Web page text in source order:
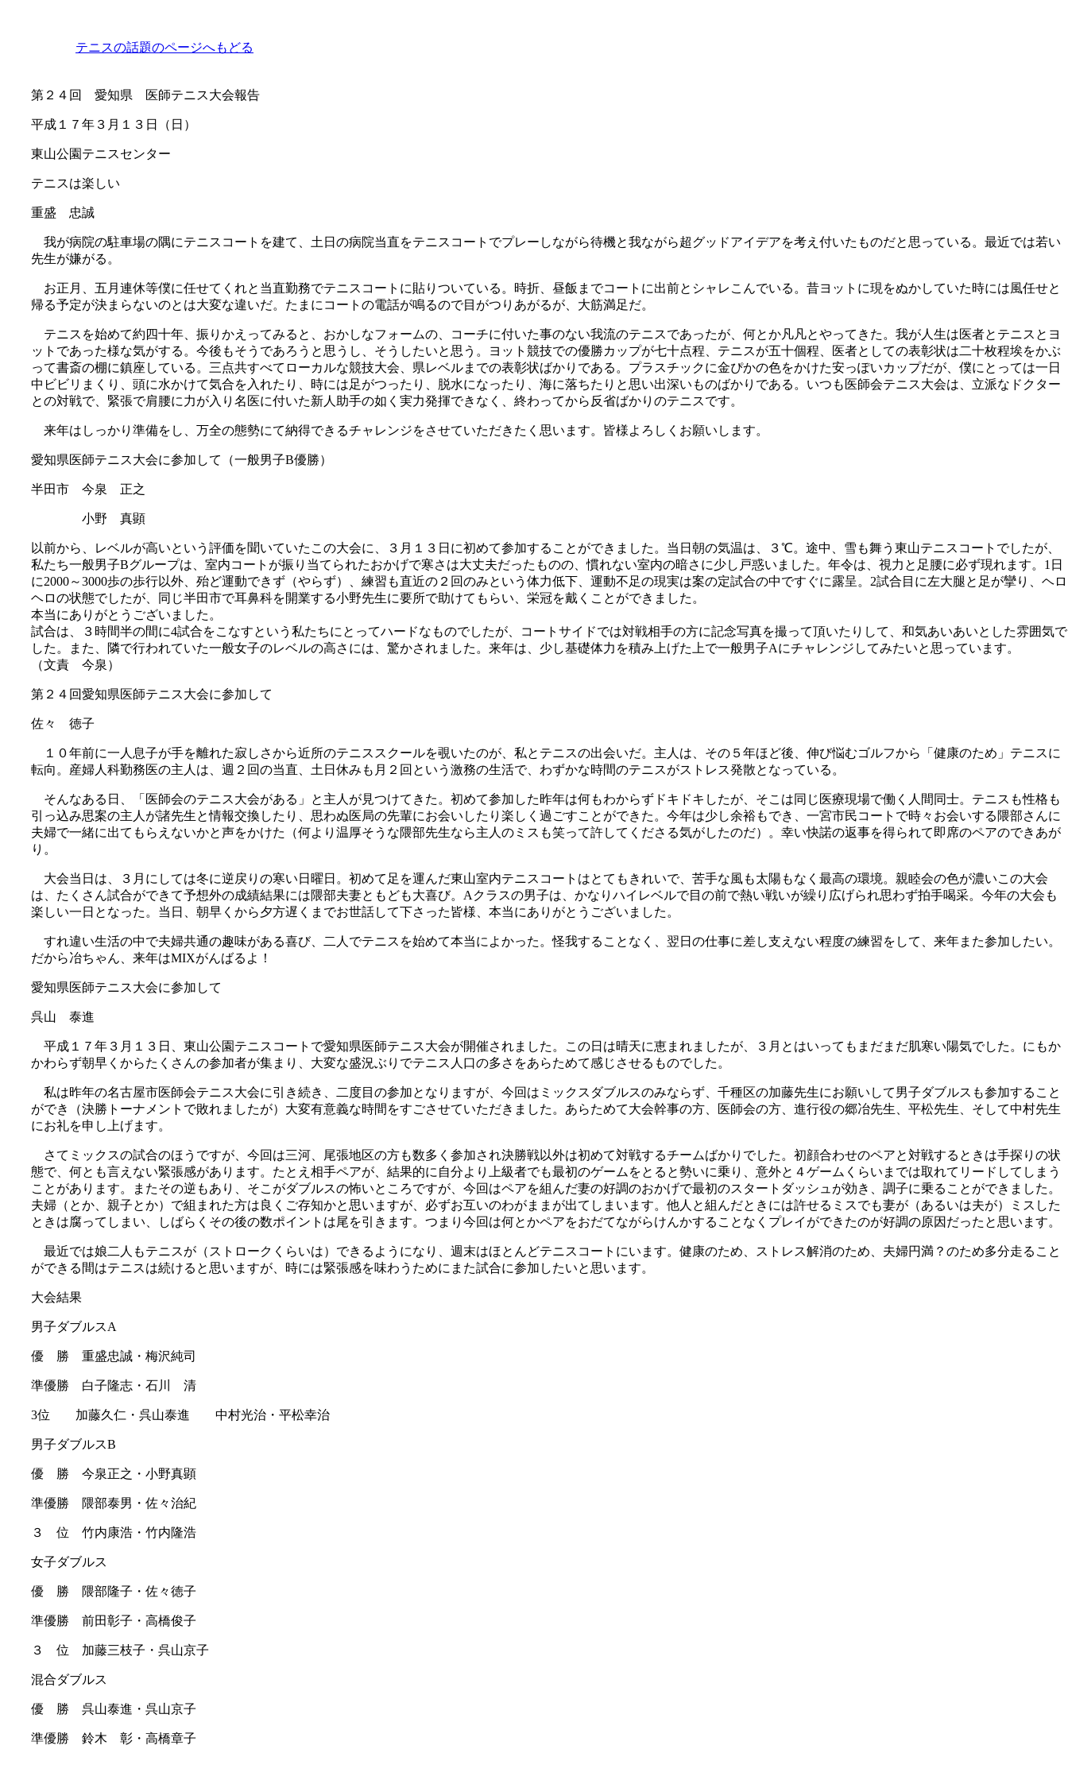
第２４回 愛知県 医師テニス大会報告
平成１７年３月１３日（日）
東山公園テニスセンター
テニスは楽しい
重盛 忠誠
我が病院の駐車場の隅にテニスコートを建て、土日の病院当直をテニスコートでプレーしながら待機と我ながら超グッドアイデアを考え付いたものだと思っている。最近では若い
先生が嫌がる。
お正月、五月連休等僕に任せてくれと当直勤務でテニスコートに貼りついている。時折、昼飯までコートに出前とシャレこんでいる。昔ヨットに現をぬかしていた時には風任せと
帰る予定が決まらないのとは大変な違いだ。たまにコートの電話が鳴るので目がつりあがるが、大筋満足だ。
テニスを始めて約四十年、振りかえってみると、おかしなフォームの、コーチに付いた事のない我流のテニスであったが、何とか凡凡とやってきた。我が人生は医者とテニスとヨ
ットであった様な気がする。今後もそうであろうと思うし、そうしたいと思う。ヨット競技での優勝カップが七十点程、テニスが五十個程、医者としての表彰状は二十枚程埃をかぶ
って書斎の棚に鎮座している。三点共すべてローカルな競技大会、県レベルまでの表彰状ばかりである。プラスチックに金ぴかの色をかけた安っぽいカップだが、僕にとっては一日
中ビビリまくり、頭に水かけて気合を入れたり、時には足がつったり、脱水になったり、海に落ちたりと思い出深いものばかりである。いつも医師会テニス大会は、立派なドクター
との対戦で、緊張で肩腰に力が入り名医に付いた新人助手の如く実力発揮できなく、終わってから反省ばかりのテニスです。
来年はしっかり準備をし、万全の態勢にて納得できるチャレンジをさせていただきたく思います。皆様よろしくお願いします。
愛知県医師テニス大会に参加して（一般男子B優勝）
半田市 今泉 正之
小野 真顕
以前から、レベルが高いという評価を聞いていたこの大会に、３月１３日に初めて参加することができました。当日朝の気温は、３℃。途中、雪も舞う東山テニスコートでしたが、
私たち一般男子Bグループは、室内コートが振り当てられたおかげで寒さは大丈夫だったものの、慣れない室内の暗さに少し戸惑いました。年令は、視力と足腰に必ず現れます。 1 日
に2000～3000歩の歩行以外、殆ど運動できず（やらず）、練習も直近の２回のみという体力低下、運動不足の現実は案の定試合の中ですぐに露呈。 2試合目に左大腿と足が攣り、ヘロ
ヘロの状態でしたが、同じ半田市で耳鼻科を開業する小野先生に要所で助けてもらい、栄冠を戴くことができました。
本当にありがとうございました。
試合は、３時間半の間に4試合をこなすという私たちにとってハードなものでしたが、コートサイドでは対戦相手の方に記念写真を撮って頂いたりして、和気あいあいとした雰囲気で
した。また、隣で行われていた一般女子のレベルの高さには、驚かされました。来年は、少し基礎体力を積み上げた上で一般男子Aにチャレンジしてみたいと思っています。
（文責 今泉）
第２４回愛知県医師テニス大会に参加して
佐々 徳子
１０年前に一人息子が手を離れた寂しさから近所のテニススクールを覗いたのが、私とテニスの出会いだ。主人は、その５年ほど後、伸び悩むゴルフから「健康のため」テニスに
転向。産婦人科勤務医の主人は、週２回の当直、土日休みも月２回という激務の生活で、わずかな時間のテニスがストレス発散となっている。
そんなある日、「医師会のテニス大会がある」と主人が見つけてきた。初めて参加した昨年は何もわからずドキドキしたが、そこは同じ医療現場で働く人間同士。テニスも性格も
引っ込み思案の主人が諸先生と情報交換したり、思わぬ医局の先輩にお会いしたり楽しく過ごすことができた。今年は少し余裕もでき、一宮市民コートで時々お会いする隈部さんに
夫婦で一緒に出てもらえないかと声をかけた（何より温厚そうな隈部先生なら主人のミスも笑って許してくださる気がしたのだ）。幸い快諾の返事を得られて即席のペアのできあが
り。
大会当日は、３月にしては冬に逆戻りの寒い日曜日。初めて足を運んだ東山室内テニスコートはとてもきれいで、苦手な風も太陽もなく最高の環境。親睦会の色が濃いこの大会
は、たくさん試合ができて予想外の成績結果には隈部夫妻ともども大喜び。 A クラスの男子は、かなりハイレベルで目の前で熱い戦いが繰り広げられ思わず拍手喝采。今年の大会も
楽しい一日となった。当日、朝早くから夕方遅くまでお世話して下さった皆様、本当にありがとうございました。
すれ違い生活の中で夫婦共通の趣味がある喜び、二人でテニスを始めて本当によかった。怪我することなく、翌日の仕事に差し支えない程度の練習をして、来年また参加したい。
だから冶ちゃん、来年はMIXがんばるよ！
愛知県医師テニス大会に参加して
呉山 泰進
平成１７年３月１３日、東山公園テニスコートで愛知県医師テニス大会が開催されました。この日は晴天に恵まれましたが、３月とはいってもまだまだ肌寒い陽気でした。にもか
かわらず朝早くからたくさんの参加者が集まり、大変な盛況ぶりでテニス人口の多さをあらためて感じさせるものでした。
私は昨年の名古屋市医師会テニス大会に引き続き、二度目の参加となりますが、今回はミックスダブルスのみならず、千種区の加藤先生にお願いして男子ダブルスも参加すること
ができ（決勝トーナメントで敗れましたが）大変有意義な時間をすごさせていただきました。あらためて大会幹事の方、医師会の方、進行役の郷冶先生、平松先生、そして中村先生
にお礼を申し上げます。
さてミックスの試合のほうですが、今回は三河、尾張地区の方も数多く参加され決勝戦以外は初めて対戦するチームばかりでした。初顔合わせのペアと対戦するときは手探りの状
態で、何とも言えない緊張感があります。たとえ相手ペアが、結果的に自分より上級者でも最初のゲームをとると勢いに乗り、意外と４ゲームくらいまでは取れてリードしてしまう
ことがあります。またその逆もあり、そこがダブルスの怖いところですが、今回はペアを組んだ妻の好調のおかげで最初のスタートダッシュが効き、調子に乗ることができました。
夫婦（とか、親子とか）で組まれた方は良くご存知かと思いますが、必ずお互いのわがままが出てしまいます。他人と組んだときには許せるミスでも妻が（あるいは夫が）ミスした
ときは腐ってしまい、しばらくその後の数ポイントは尾を引きます。つまり今回は何とかペアをおだてながらけんかすることなくプレイができたのが好調の原因だったと思います。
最近では娘二人もテニスが（ストロークくらいは）できるようになり、週末はほとんどテニスコートにいます。健康のため、ストレス解消のため、夫婦円満？のため多分走ること
ができる間はテニスは続けると思いますが、時には緊張感を味わうためにまた試合に参加したいと思います。
大会結果
男子ダブルスA
優 勝 重盛忠誠・梅沢純司
準優勝 白子隆志・石川 清
3位 加藤久仁・呉山泰進 中村光治・平松幸治
男子ダブルスB
優 勝 今泉正之・小野真顕
準優勝 隈部泰男・佐々治紀
３ 位 竹内康浩・竹内隆浩
女子ダブルス
優 勝 隈部隆子・佐々徳子
準優勝 前田彰子・高橋俊子
３ 位 加藤三枝子・呉山京子
混合ダブルス
優 勝 呉山泰進・呉山京子
準優勝 鈴木 彰・高橋章子
テニスの話題のページへもどる